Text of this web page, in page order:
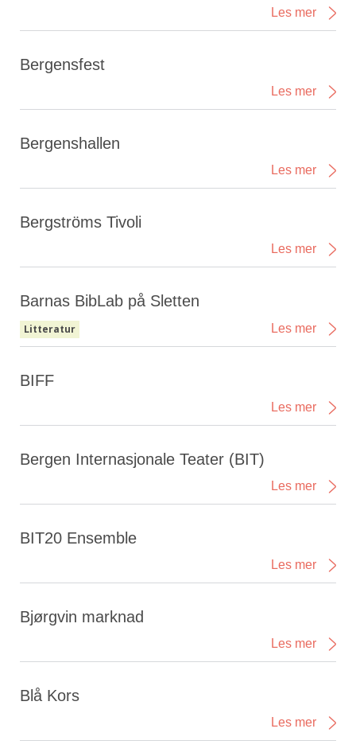
Les mer
Bergensfest
Les mer
Bergenshallen
Les mer
Bergströms Tivoli
Les mer
Barnas BibLab på Sletten
Litteratur Les mer
BIFF
Les mer
Bergen Internasjonale Teater (BIT)
Les mer
BIT20 Ensemble
Les mer
Bjørgvin marknad
Les mer
Blå Kors
Les mer